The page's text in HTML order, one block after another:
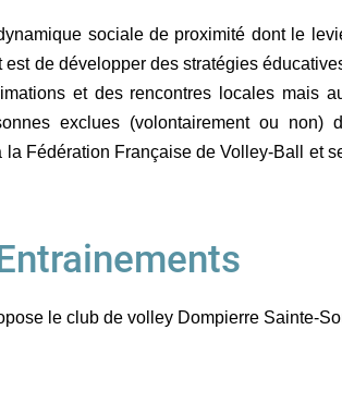
sociale de proximité dont le
de développer des stratégies
et des rencontres locales mais
exclues (volontairement ou non)
Fédération Française de Volley-Ball et
le club de volley Dompierre Sainte-